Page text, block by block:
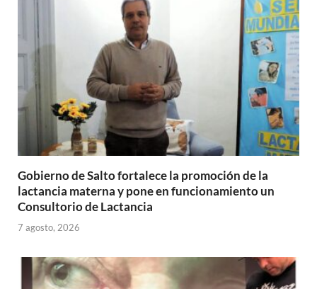
Gobierno de Salto fortalece la promoción de la
lactancia materna y pone en funcionamiento un
Consultorio de Lactancia
7 agosto, 2026